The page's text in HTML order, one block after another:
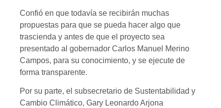
Confió en que todavía se recibirán muchas
propuestas para que se pueda hacer algo que
trascienda y antes de que el proyecto sea
presentado al gobernador Carlos Manuel Merino
Campos, para su conocimiento, y se ejecute de
forma transparente.
Por su parte, el subsecretario de Sustentabilidad y
Cambio Climático, Gary Leonardo Arjona